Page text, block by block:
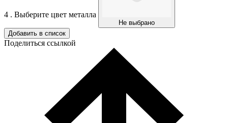
4 . Выберите цвет металла
Не выбрано
Добавить в список
Поделиться ссылкой